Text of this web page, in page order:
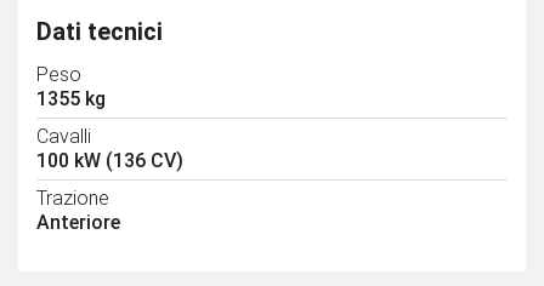
Dati tecnici
Peso
1355 kg
Cavalli
100 kW (136 CV)
Trazione
Anteriore